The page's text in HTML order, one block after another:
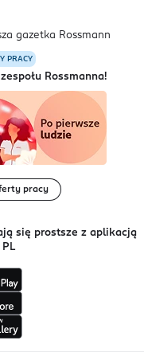
PRACY
Rossmanna!
pracy
się prostsze z aplikacją
PL